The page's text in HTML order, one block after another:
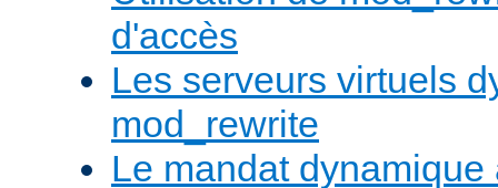
d'accès
Les serveurs virtuels
mod_rewrite
Le mandat